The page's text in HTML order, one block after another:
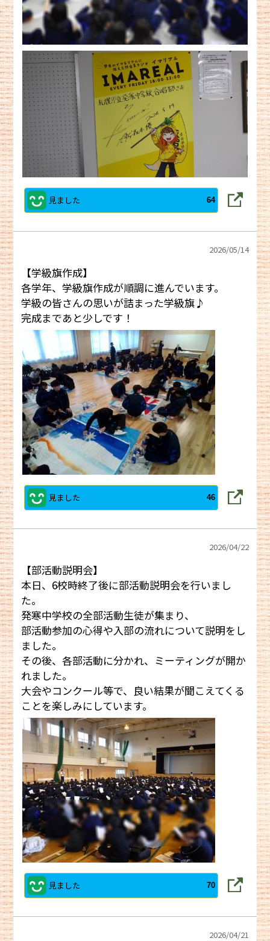
見ました 64
2026/05/14
【学級旗作成】
各学年、学級旗作成が順調に進んでいます。
学級の皆さんの思いが詰まった学級旗♪
完成まであと少しです！
見ました 46
2026/04/22
【部活動説明会】
本日、6校時終了後に部活動説明会を行いまし
た。
発寒中学校の全部活動生徒が集まり、
部活動参加の心得や入部の流れについて説明をし
ました。
その後、各部活動に分かれ、ミーティングが開か
れました。
大会やコンクール等で、良い結果が聞こえてくる
ことを楽しみにしています。
見ました 70
2026/04/21